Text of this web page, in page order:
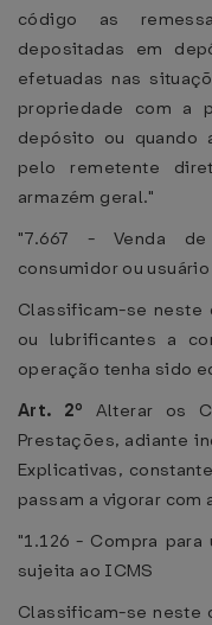
código as
depositadas em
efetuadas nas
propriedade com a
depósito ou quando
pelo remetente
armazém geral."
"7.667 - Venda
consumidor ou
Classificam-se neste
ou lubrificantes a
operação tenha sido
Art. 2º Alterar os
Prestações, adiante
Explicativas,
passam a vigorar com
"1.126 - Compra
sujeita ao ICMS
Classificam-se neste